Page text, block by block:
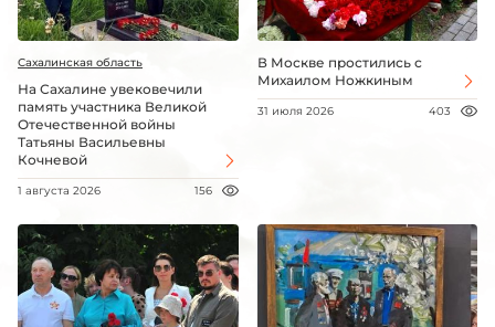
Сахалинская область
На Сахалине увековечили
память участника Великой
Отечественной войны
Татьяны Васильевны
Кочневой
1 августа 2026 156
В Москве простились с
Михаилом Ножкиным
31 июля 2026 403